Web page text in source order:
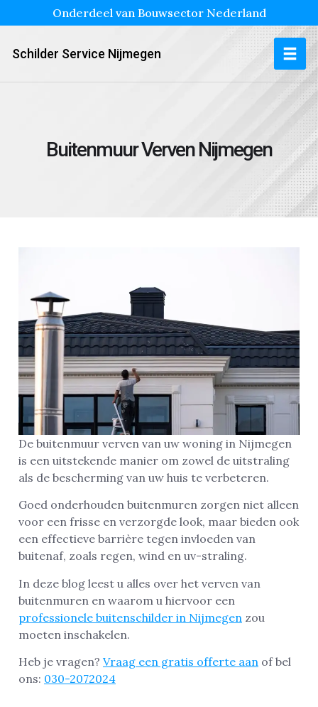
Onderdeel van Bouwsector Nederland
Schilder Service Nijmegen
Buitenmuur Verven Nijmegen
De buitenmuur verven van uw woning in Nijmegen
is een uitstekende manier om zowel de uitstraling
als de bescherming van uw huis te verbeteren.
Goed onderhouden buitenmuren zorgen niet alleen
voor een frisse en verzorgde look, maar bieden ook
een effectieve barrière tegen invloeden van
buitenaf, zoals regen, wind en uv-straling.
In deze blog leest u alles over het verven van
buitenmuren en waarom u hiervoor een
professionele buitenschilder in Nijmegen zou
moeten inschakelen.
Heb je vragen? Vraag een gratis offerte aan of bel
ons: 030-2072024